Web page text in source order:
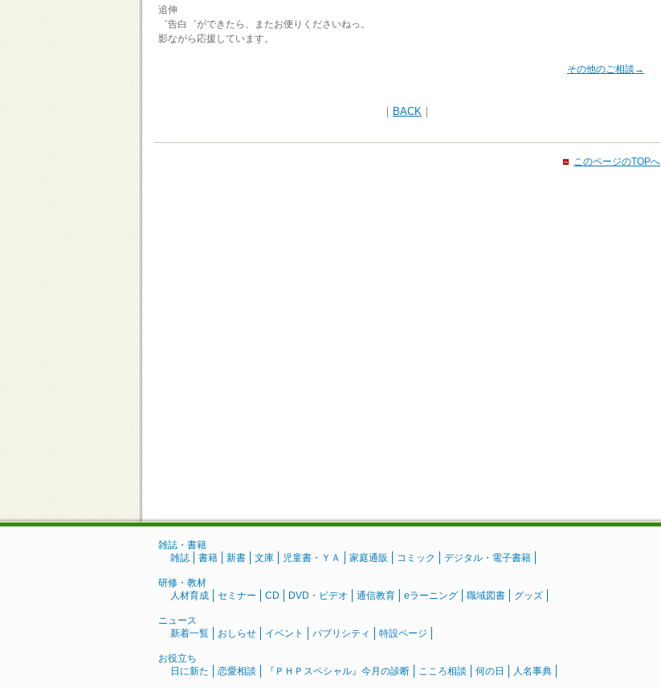
追伸
゛告白゛ができたら、またお便りくださいねっ。
影ながら応援しています。
その他のご相談→
｜ BACK ｜
このページのTOPへ
雑誌・書籍
雑誌
書籍 新書 文庫 児童書・ＹＡ 家庭通販 コミック デジタル・電子書籍
研修・教材
人材育成
セミナー CD DVD・ビデオ 通信教育 eラーニング 職域図書 グッズ
ニュース
新着一覧
おしらせ イベント パブリシティ 特設ページ
お役立ち
日に新た
恋愛相談 『ＰＨＰスペシャル』今月の診断 こころ相談 何の日 人名事典